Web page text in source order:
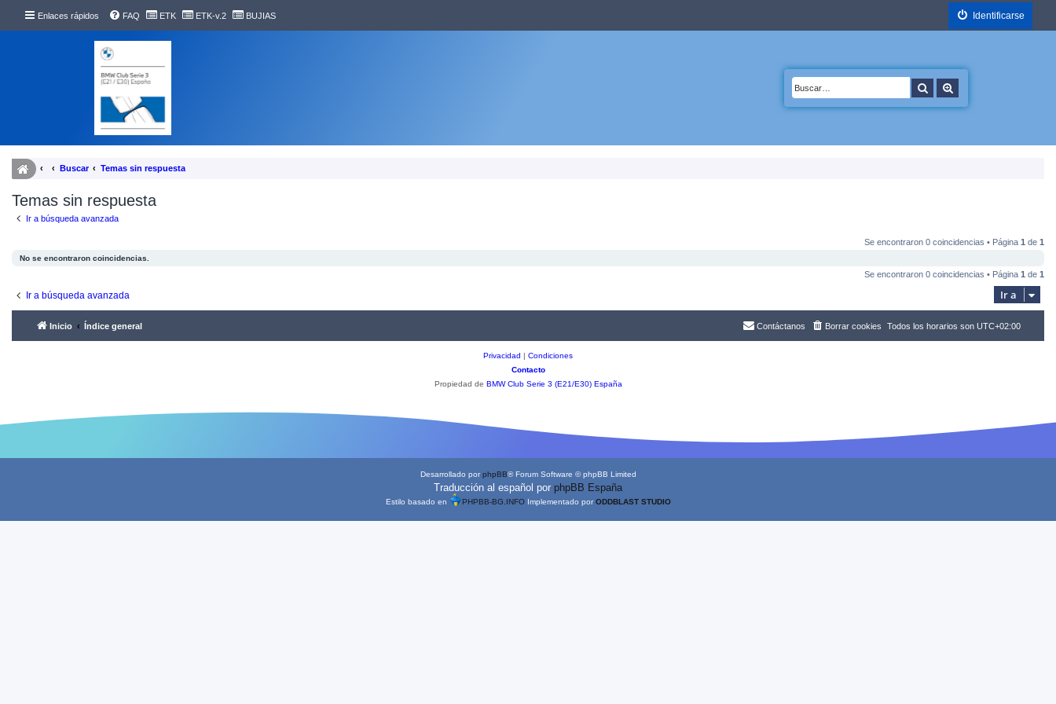
Enlaces rápidos FAQ ETK ETK-v.2 BUJIAS Identificarse
Buscar
Buscar Temas sin respuesta
Temas sin respuesta
Ir a búsqueda avanzada
Se encontraron 0 coincidencias • Página 1 de 1
No se encontraron coincidencias.
Se encontraron 0 coincidencias • Página 1 de 1
Ir a búsqueda avanzada Ir a
Inicio Índice general Todos los horarios son UTC+02:00
Borrar cookies
Contáctanos
Privacidad | Condiciones
Contacto
Propiedad de BMW Club Serie 3 (E21/E30) España
Desarrollado porphpBB® Forum Software © phpBB Limited
Traducción al español por phpBB España
Estilo basado en PHPBB-BG.INFOImplementado porODDBLAST STUDIO